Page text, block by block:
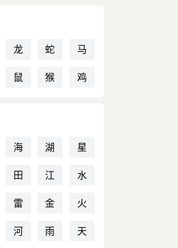
龙 蛇
马
鼠 猴 鸡
海 湖
星
田 江
水
雷 金
火
河 雨 天